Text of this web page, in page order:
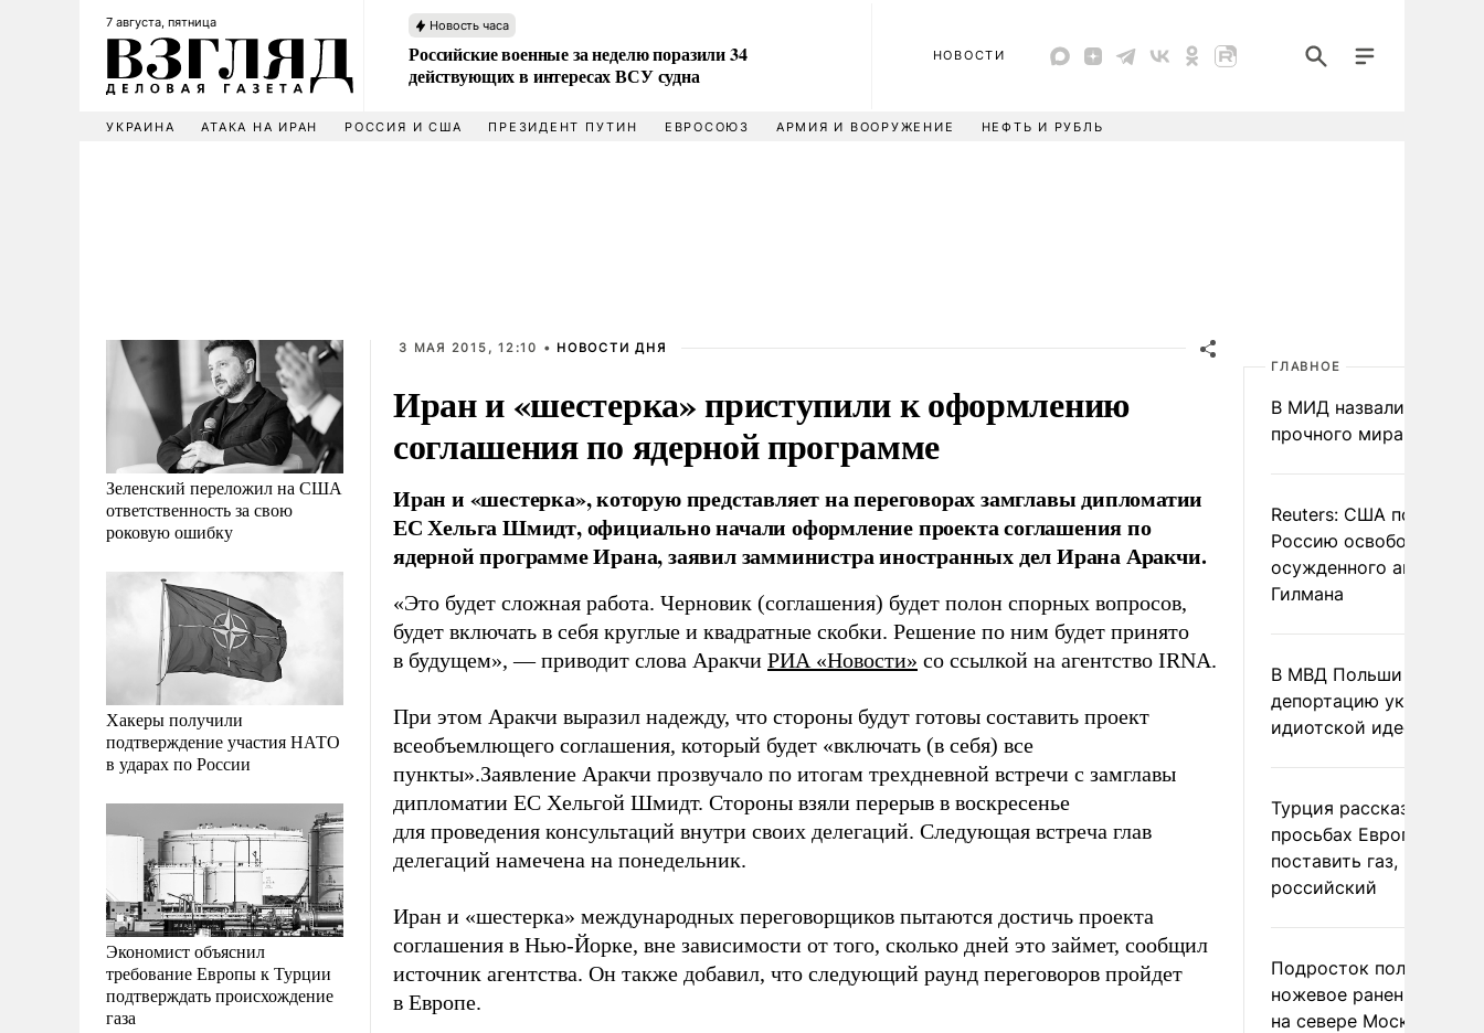
7 августа, пятница Новость часа
Российские военные за неделю поразили 34
действующих в интересах ВСУ судна
НОВОСТИ
УКРАИНА АТАКА НА ИРАН РОССИЯ И США ПРЕЗИДЕНТ ПУТИН ЕВРОСОЮЗ АРМИЯ И ВООРУЖЕНИЕ НЕФТЬ И РУБЛЬ
Зеленский переложил на США
ответственность за свою
роковую ошибку
Хакеры получили
подтверждение участия НАТО
в ударах по России
Экономист объяснил
требование Европы к Турции
подтверждать происхождение
газа
3 МАЯ 2015, 12:10 • НОВОСТИ ДНЯ
Иран и «шестерка» приступили к оформлению
соглашения по ядерной программе
Иран и «шестерка», которую представляет на переговорах замглавы дипломатии
ЕС Хельга Шмидт, официально начали оформление проекта соглашения по
ядерной программе Ирана, заявил замминистра иностранных дел Ирана Аракчи.
«Это будет сложная работа. Черновик (соглашения) будет полон спорных вопросов,
будет включать в себя круглые и квадратные скобки. Решение по ним будет принято
в будущем», — приводит слова Аракчи РИА «Новости» со ссылкой на агентство IRNA.
При этом Аракчи выразил надежду, что стороны будут готовы составить проект
всеобъемлющего соглашения, который будет «включать (в себя) все
пункты».Заявление Аракчи прозвучало по итогам трехдневной встречи с замглавы
дипломатии ЕС Хельгой Шмидт. Стороны взяли перерыв в воскресенье
для проведения консультаций внутри своих делегаций. Следующая встреча глав
делегаций намечена на понедельник.
Иран и «шестерка» международных переговорщиков пытаются достичь проекта
соглашения в Нью-Йорке, вне зависимости от того, сколько дней это займет, сообщил
источник агентства. Он также добавил, что следующий раунд переговоров пройдет
в Европе.
ГЛАВНОЕ
В МИД назвали условия
прочного мира на
Reuters: США
Россию освободить
осужденного
Гилмана
В МВД Польши назвали
депортацию украинцев
идиотской идеей
Турция рассказала о
просьбах Европы
поставить газ, но не
российский
Подросток получил
ножевое ранение в
на севере Москвы